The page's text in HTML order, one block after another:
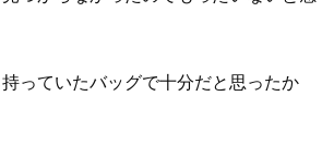
持っていたバッグで十分だと思ったか